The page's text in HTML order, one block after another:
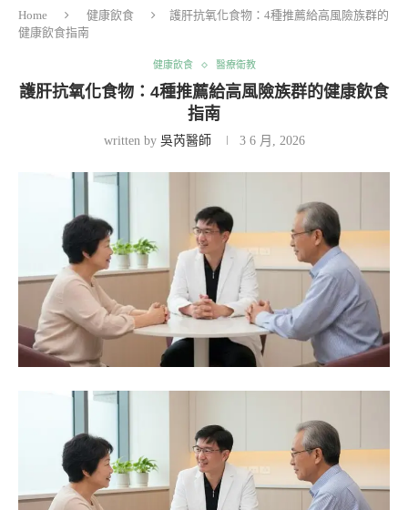
Home 健康飲食
護肝抗氧化食物：4種推薦給高風險族群的
健康飲食指南
健康飲食 醫療衛教
護肝抗氧化食物：4種推薦給高風險族群的健康飲食
指南
written by 吳芮醫師 3 6 月, 2026